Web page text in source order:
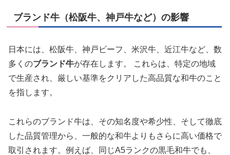
ブランド牛（松阪牛、神戸牛など）の影響
日本には、松阪牛、神戸ビーフ、米沢牛、近江牛など、数
多くのブランド牛が存在します。 これらは、特定の地域
で生産され、厳しい基準をクリアした高品質な和牛のこと
を指します。
これらのブランド牛は、その知名度や希少性、そして徹底
した品質管理から、一般的な和牛よりもさらに高い価格で
取引されます。例えば、同じA5ランクの黒毛和牛でも、